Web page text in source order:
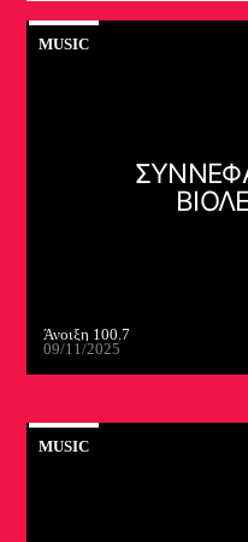
MUSIC
Άνοιξη 100.7
09/11/2025
MUSIC